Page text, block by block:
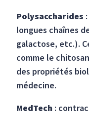
Polysaccharides
longues chaînes
galactose, etc.).
comme le
des propriétés
médecine.
MedTech :